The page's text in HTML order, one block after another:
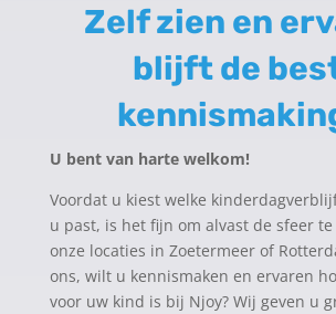
Zelf zien en
blijft de
U bent van harte welkom!
Voordat u kiest welke
u past, is het fijn om alvast de sfeer
onze locaties in Zoetermeer of
ons, wilt u kennismaken en ervaren
voor uw kind is bij Njoy? Wij geven u